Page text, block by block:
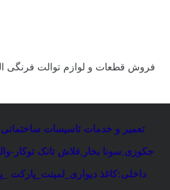
فروش قطعات و لوازم توالت فرنگی الیبرت
تعمیر و خدمات تاسیسات ساختمانی
جکوزی سونا بخار فلاش تانک توکار-
داخلی:کاغذ دیواری_لمینت_پارکت